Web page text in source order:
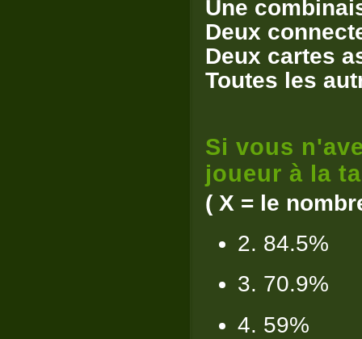
Une
Deux
Deux cartes
Toutes les
Si vous
joueur à la
( X = le
2. 84.5%
3. 70.9%
4. 59%